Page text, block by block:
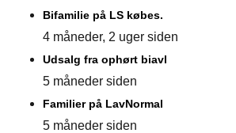
Bifamilie på LS købes.
4 måneder, 2 uger siden
Udsalg fra ophørt biavl
5 måneder siden
Familier på LavNormal
5 måneder siden